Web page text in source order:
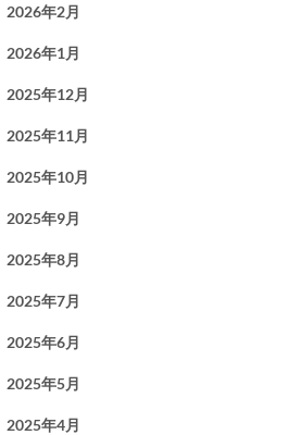
2026年2月
2026年1月
2025年12月
2025年11月
2025年10月
2025年9月
2025年8月
2025年7月
2025年6月
2025年5月
2025年4月